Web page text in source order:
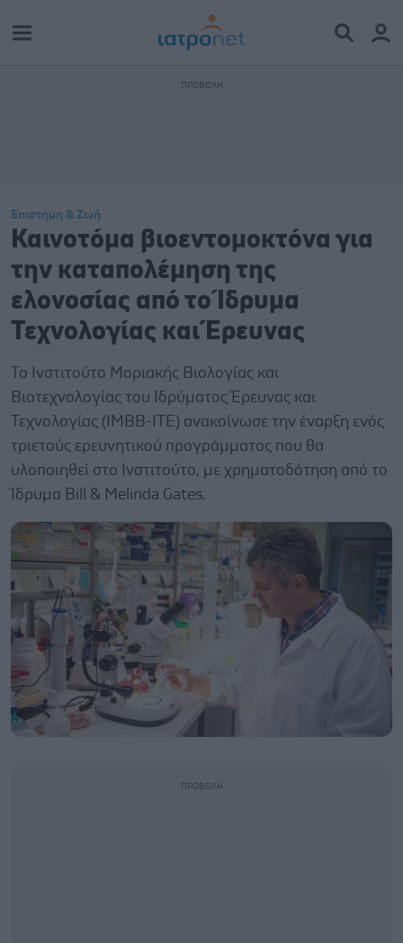
Επιστήμη & Ζωή
Καινοτόμα βιοεντομοκτόνα για
την καταπολέμηση της
ελονοσίας από το Ίδρυμα
Τεχνολογίας και Έρευνας
Το Ινστιτούτο Μοριακής Βιολογίας και
Βιοτεχνολογίας του Ιδρύματος Έρευνας και
Τεχνολογίας (IMBB-ΙΤΕ) ανακοίνωσε την έναρξη ενός
τριετούς ερευνητικού προγράμματος που θα
υλοποιηθεί στο Ινστιτούτο, με χρηματοδότηση από το
Ίδρυμα Bill & Melinda Gates.